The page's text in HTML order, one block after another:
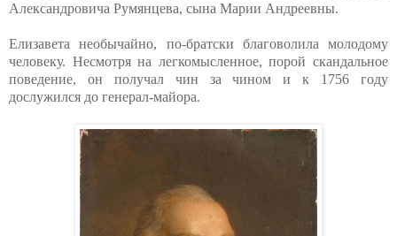
Александровича Румянцева, сына Марии Андреевны.
Елизавета необычайно, по-братски благоволила молодому
человеку. Несмотря на легкомысленное, порой скандальное
поведение, он получал чин за чином и к 1756 году
дослужился до генерал-майора.